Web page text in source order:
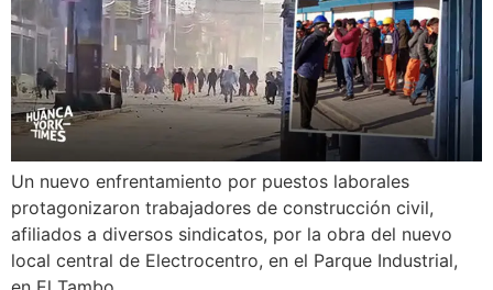
Un nuevo enfrentamiento por puestos laborales
protagonizaron trabajadores de construcción civil,
afiliados a diversos sindicatos, por la obra del nuevo
local central de Electrocentro, en el Parque Industrial,